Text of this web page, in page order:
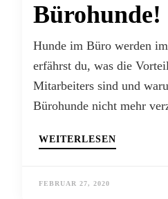
Bürohunde!
Hunde im Büro werden
erfährst du, was die
Mitarbeiters sind und
Bürohunde nicht mehr
WEITERLESEN
FEBRUAR 27, 2020